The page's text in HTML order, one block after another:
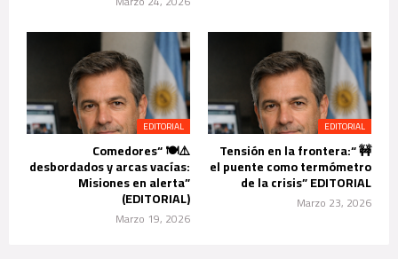
EDITORIAL
🚧 “Tensión en la frontera:
el puente como termómetro
de la crisis” EDITORIAL
Marzo 23, 2026
EDITORIAL
⚠️🍽️ “Comedores
desbordados y arcas vacías:
Misiones en alerta”
(EDITORIAL)
Marzo 19, 2026